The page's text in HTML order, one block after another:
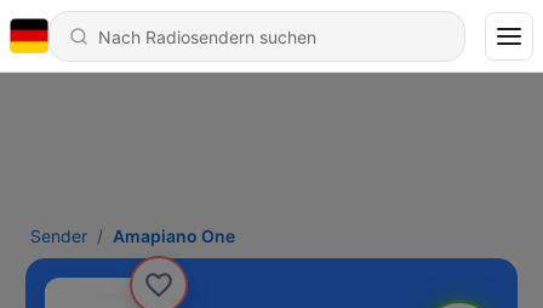
Sender Amapiano One